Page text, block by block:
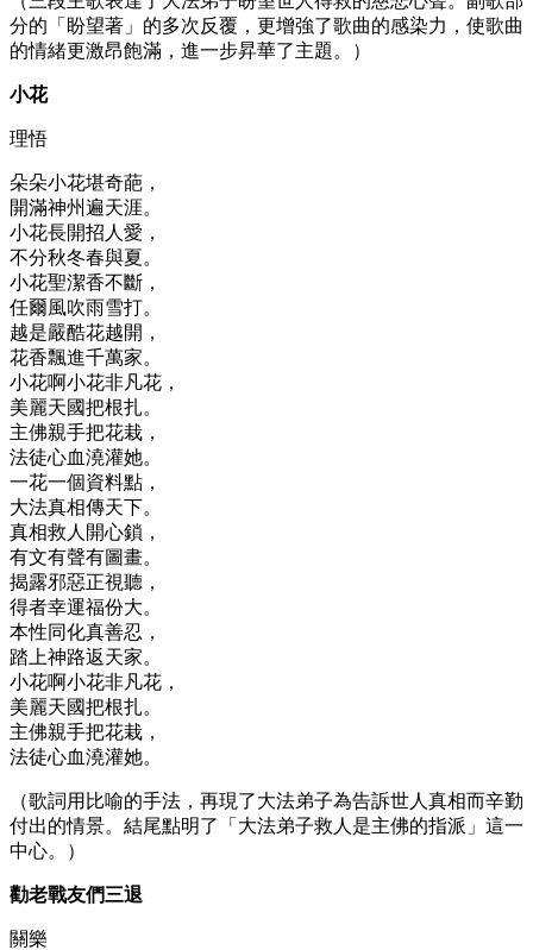
分的「盼望著」的多次反覆，更增強了歌曲的感染力，使歌曲
的情緒更激昂飽滿，進一步昇華了主題。）
小花
理悟
朵朵小花堪奇葩，
開滿神州遍天涯。
小花長開招人愛，
不分秋冬春與夏。
小花聖潔香不斷，
任爾風吹雨雪打。
越是嚴酷花越開，
花香飄進千萬家。
小花啊小花非凡花，
美麗天國把根扎。
主佛親手把花栽，
法徒心血澆灌她。
一花一個資料點，
大法真相傳天下。
真相救人開心鎖，
有文有聲有圖畫。
揭露邪惡正視聽，
得者幸運福份大。
本性同化真善忍，
踏上神路返天家。
小花啊小花非凡花，
美麗天國把根扎。
主佛親手把花栽，
法徒心血澆灌她。
（歌詞用比喻的手法，再現了大法弟子為告訴世人真相而辛勤
付出的情景。結尾點明了「大法弟子救人是主佛的指派」這一
中心。）
勸老戰友們三退
關樂